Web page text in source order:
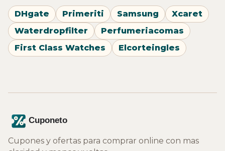
DHgate Primeriti Samsung
Xcaret
Waterdropfilter
Perfumeriacomas
First Class Watches
Elcorteingles
Cupones y ofertas para comprar online con mas